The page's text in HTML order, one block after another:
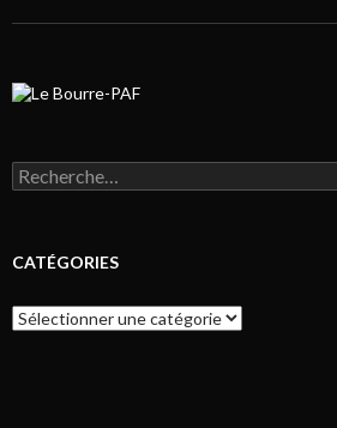
Rechercher :
CATÉGORIES
Catégories